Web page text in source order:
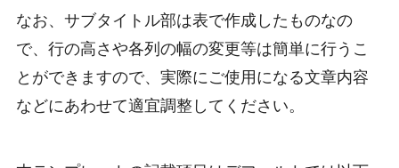
なお、サブタイトル部は表で作成したものなの
で、行の高さや各列の幅の変更等は簡単に行うこ
とができますので、実際にご使用になる文章内容
などにあわせて適宜調整してください。